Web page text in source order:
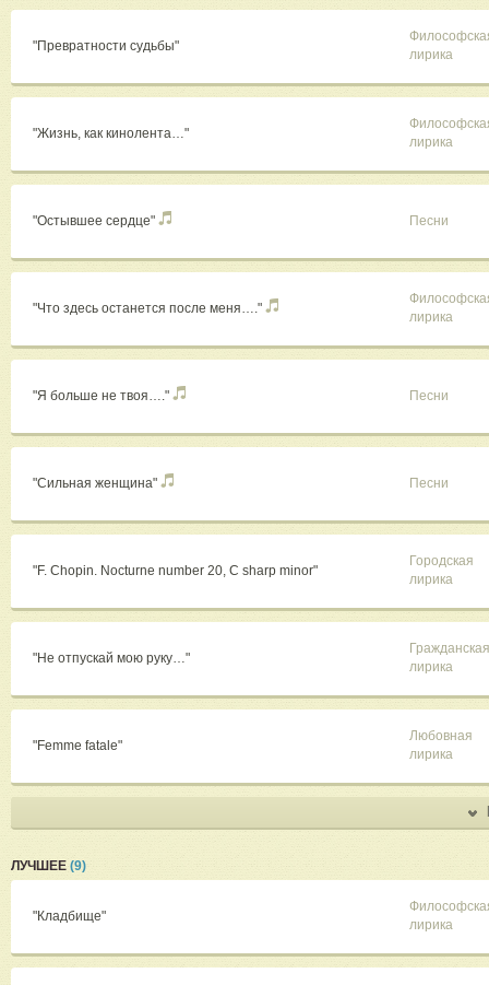
"Превратности судьбы"
лирика
"Жизнь, как кинолента…"
лирика
"Остывшее сердце" Песни
"Что здесь останется после меня…."
лирика
"Я больше не твоя…." Песни
"Сильная женщина" Песни
"F. Chopin. Nocturne number 20, C sharp minor"
Городская
лирика
"Не отпускай мою руку…"
Гражданская
лирика
"Femme fatale"
Любовная
лирика
ЛУЧШЕЕ (9)
"Кладбище"
лирика